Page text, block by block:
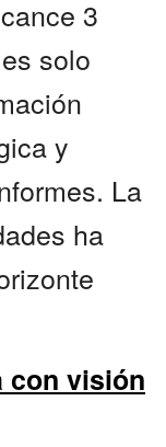
3
solo
y
La
ha
con visión